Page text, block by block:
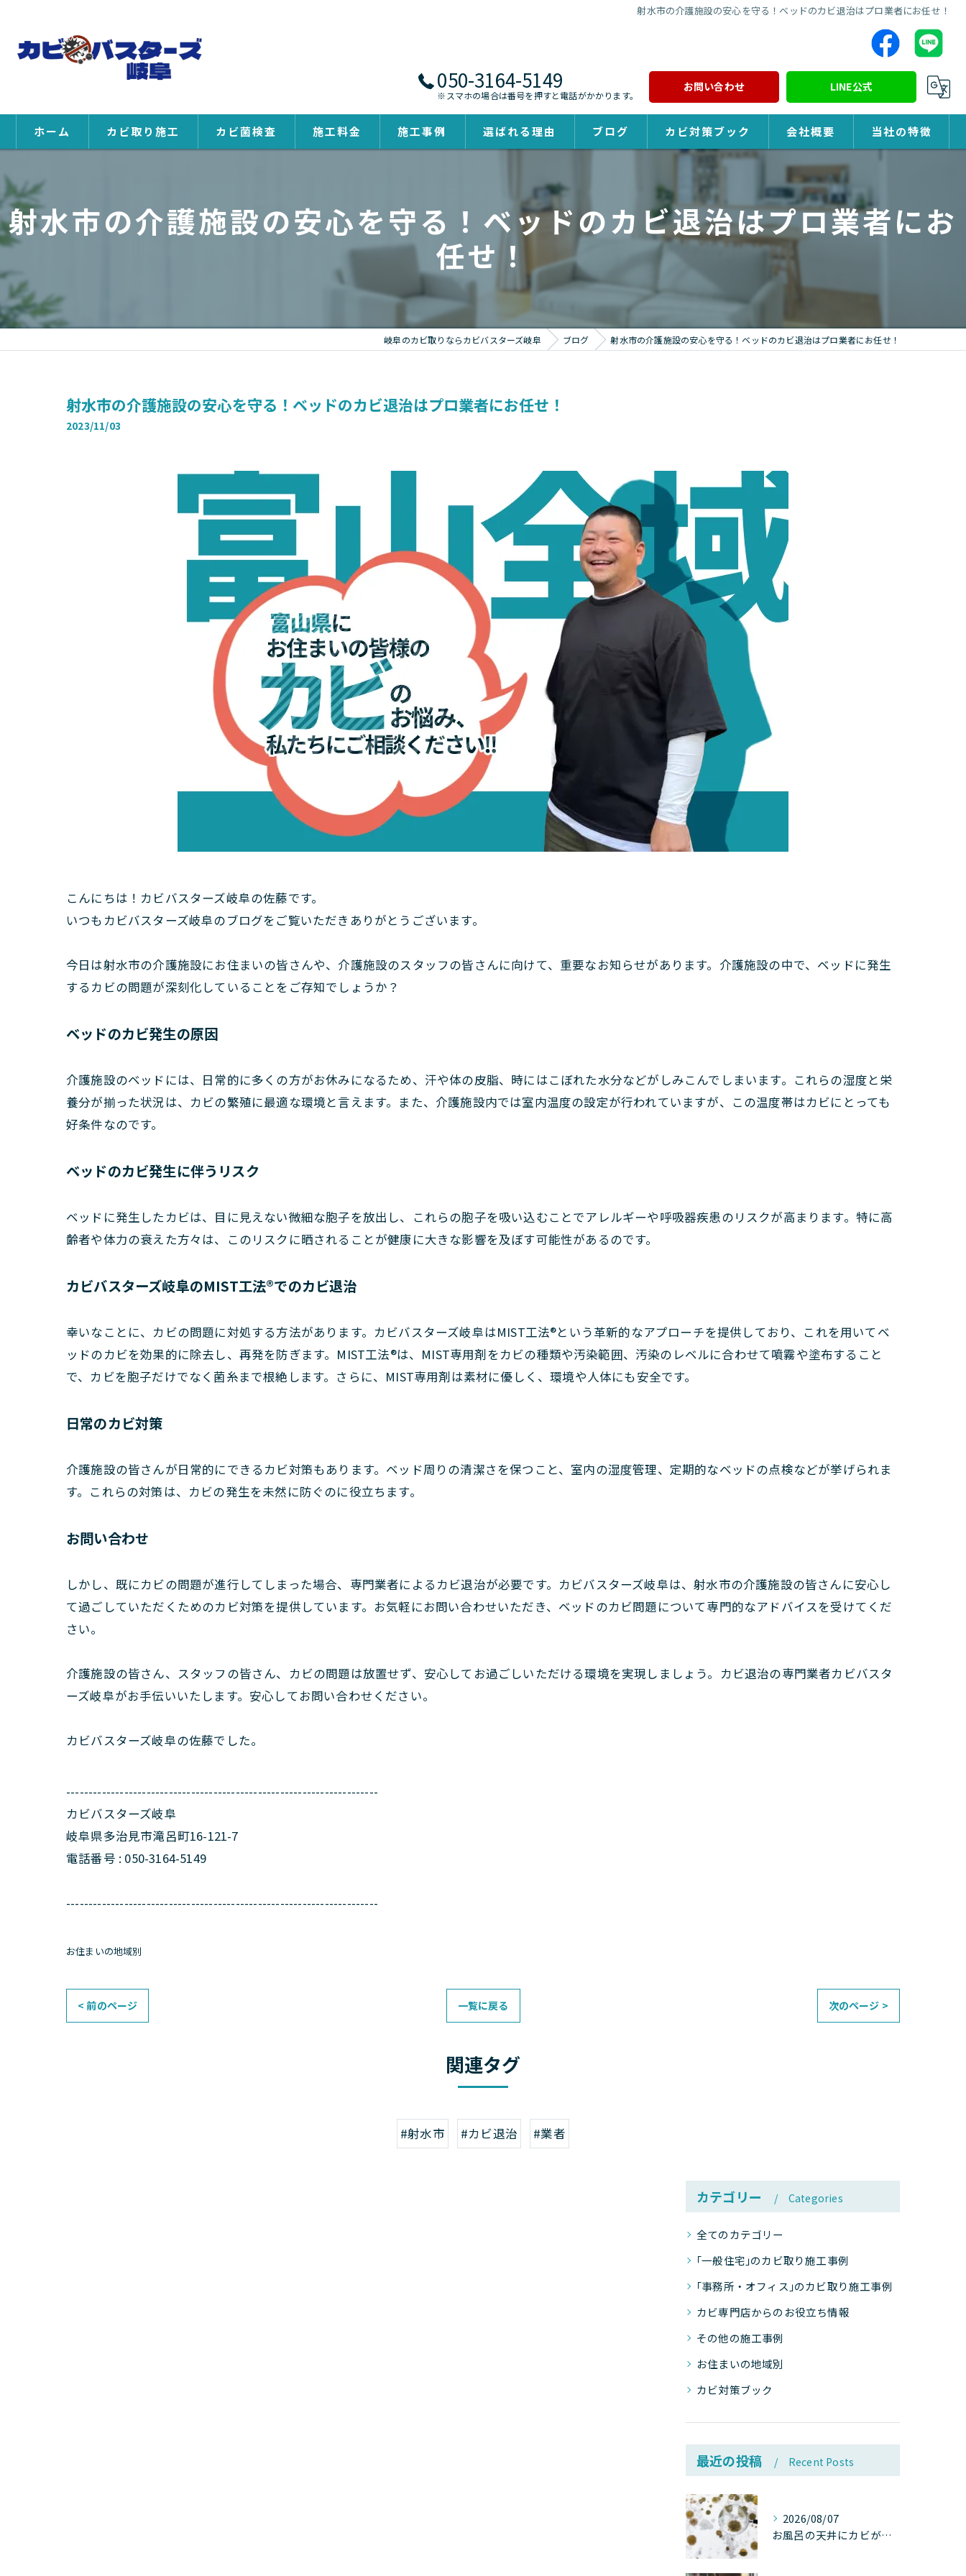
射水市の介護施設の安心を守る！ベッドのカビ退治はプロ業者にお任せ！
050-3164-5149
※スマホの場合は番号を押すと電話がかかります。
お問い合わせ LINE公式
ホーム カビ取り施工 カビ菌検査 施工料金 施工事例 選ばれる理由 ブログ カビ対策ブック 会社概要 当社の特徴
除カビ
射水市の介護施設の安心を守る！ベッドのカビ退治はプロ業者にお
任せ！
岐阜のカビ取りならカビバスターズ岐阜 ブログ 射水市の介護施設の安心を守る！ベッドのカビ退治はプロ業者にお任せ！
射水市の介護施設の安心を守る！ベッドのカビ退治はプロ業者にお任せ！
2023/11/03
こんにちは！カビバスターズ岐阜の佐藤です。
いつもカビバスターズ岐阜のブログをご覧いただきありがとうございます。
今日は射水市の介護施設にお住まいの皆さんや、介護施設のスタッフの皆さんに向けて、重要なお知らせがあります。介護施設の中で、ベッドに発生
するカビの問題が深刻化していることをご存知でしょうか？
ベッドのカビ発生の原因
介護施設のベッドには、日常的に多くの方がお休みになるため、汗や体の皮脂、時にはこぼれた水分などがしみこんでしまいます。これらの湿度と栄
養分が揃った状況は、カビの繁殖に最適な環境と言えます。また、介護施設内では室内温度の設定が行われていますが、この温度帯はカビにとっても
好条件なのです。
ベッドのカビ発生に伴うリスク
ベッドに発生したカビは、目に見えない微細な胞子を放出し、これらの胞子を吸い込むことでアレルギーや呼吸器疾患のリスクが高まります。特に高
齢者や体力の衰えた方々は、このリスクに晒されることが健康に大きな影響を及ぼす可能性があるのです。
カビバスターズ岐阜のMIST工法®でのカビ退治
幸いなことに、カビの問題に対処する方法があります。カビバスターズ岐阜はMIST工法®という革新的なアプローチを提供しており、これを用いてベ
ッドのカビを効果的に除去し、再発を防ぎます。MIST工法®は、MIST専用剤をカビの種類や汚染範囲、汚染のレベルに合わせて噴霧や塗布すること
で、カビを胞子だけでなく菌糸まで根絶します。さらに、MIST専用剤は素材に優しく、環境や人体にも安全です。
日常のカビ対策
介護施設の皆さんが日常的にできるカビ対策もあります。ベッド周りの清潔さを保つこと、室内の湿度管理、定期的なベッドの点検などが挙げられま
す。これらの対策は、カビの発生を未然に防ぐのに役立ちます。
お問い合わせ
しかし、既にカビの問題が進行してしまった場合、専門業者によるカビ退治が必要です。カビバスターズ岐阜は、射水市の介護施設の皆さんに安心し
て過ごしていただくためのカビ対策を提供しています。お気軽にお問い合わせいただき、ベッドのカビ問題について専門的なアドバイスを受けてくだ
さい。
介護施設の皆さん、スタッフの皆さん、カビの問題は放置せず、安心してお過ごしいただける環境を実現しましょう。カビ退治の専門業者カビバスタ
ーズ岐阜がお手伝いいたします。安心してお問い合わせください。
カビバスターズ岐阜の佐藤でした。
----------------------------------------------------------------------
カビバスターズ岐阜
岐阜県多治見市滝呂町16-121-7
電話番号 : 050-3164-5149
----------------------------------------------------------------------
お住まいの地域別
< 前のページ 一覧に戻る 次のページ >
関連タグ
#射水市 #カビ退治 #業者
カテゴリー Categories
全てのカテゴリー
｢一般住宅｣のカビ取り施工事例
｢事務所・オフィス｣のカビ取り施工事例
カビ専門店からのお役立ち情報
その他の施工事例
お住まいの地域別
カビ対策ブック
最近の投稿 Recent Posts
2026/08/07
お風呂の天井にカビが生えたら要注意！2026年8月の猛暑・高湿度で急増する浴室カビの原因と正しい対策